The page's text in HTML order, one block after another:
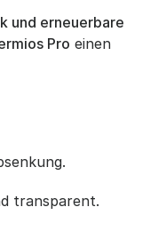
und erneuerbare
Pro einen
transparent.